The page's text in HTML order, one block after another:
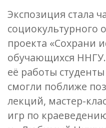
Экспозиция стала
социокультурного
проекта «Сохрани
обучающихся
её работы
смогли поближе
лекций, мастер-
игр по